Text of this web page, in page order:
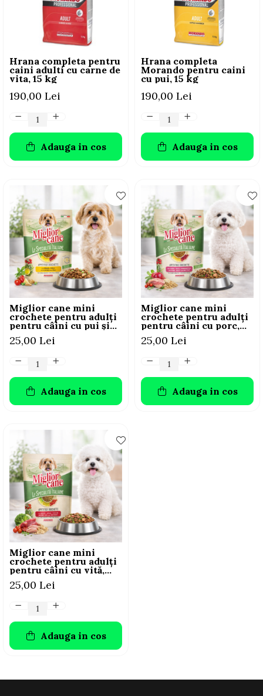
AFECTIUNI OCULARE
AFECTIUNI URINARE
IMUNITATE
AFECTIUNI OCULARE
AFECTIUNI URINARE
IMUNITATE
LAPTE PRAF
Hrana completa pentru
caini adulti cu carne de
vita, 15 kg
190,00 Lei
Adauga in cos
Hrana completa
Morando pentru caini
cu pui, 15 kg
190,00 Lei
Adauga in cos
Miglior cane mini
crochete pentru adulți
pentru câini cu pui și
mazăre, 800 g
25,00 Lei
Adauga in cos
Miglior cane mini
crochete pentru adulți
pentru câini cu porc,
orz și sfeclă roșie, 800
g
25,00 Lei
Adauga in cos
Miglior cane mini
crochete pentru adulți
pentru câini cu vită,
ovăz și legume, 800 g
25,00 Lei
Adauga in cos